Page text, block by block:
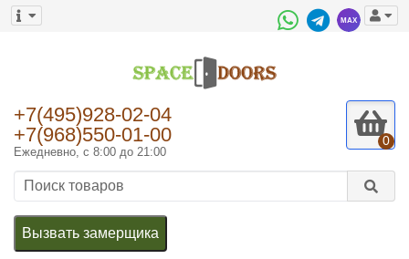
+7(495)928-02-04
+7(968)550-01-00
Ежедневно, с 8:00 до 21:00
0
Вызвать замерщика